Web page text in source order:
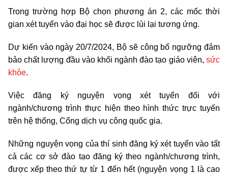
Trong trường hợp Bộ chọn phương án 2, các mốc thời
gian xét tuyển vào đại học sẽ được lùi lại tương ứng.
Dự kiến vào ngày 20/7/2024, Bộ sẽ công bố ngưỡng đảm
bảo chất lượng đầu vào khối ngành đào tạo giáo viên, sức
khỏe.
Việc đăng ký nguyện vọng xét tuyển đối với
ngành/chương trình thực hiện theo hình thức trực tuyến
trên hệ thống, Cổng dịch vụ công quốc gia.
Những nguyện vọng của thí sinh đăng ký xét tuyển vào tất
cả các cơ sở đào tạo đăng ký theo ngành/chương trình,
được xếp theo thứ tự từ 1 đến hết (nguyện vọng 1 là cao